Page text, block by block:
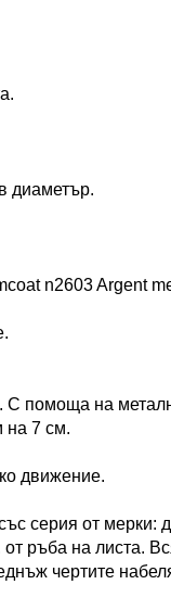
диаметър.
n2603 Argent
С помоща на
на 7 см.
движение.
серия от мерки:
ръба на листа.
чертите